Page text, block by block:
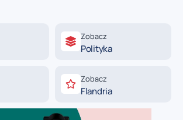
Zobacz
Polityka
Zobacz
Flandria